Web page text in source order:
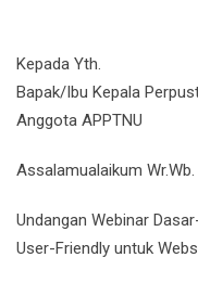
Kepada Yth.
Bapak/Ibu Kepala
Anggota APPTNU
Assalamualaikum Wr.Wb.
Undangan Webinar
User-Friendly untuk